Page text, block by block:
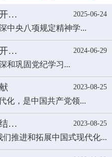
… 2025-06-24
中央八项规定精神学...
… 2024-06-29
和巩固党纪学习...
2023-08-25
化，是中国共产党领...
… 2023-08-25
推进和拓展中国式现代化...